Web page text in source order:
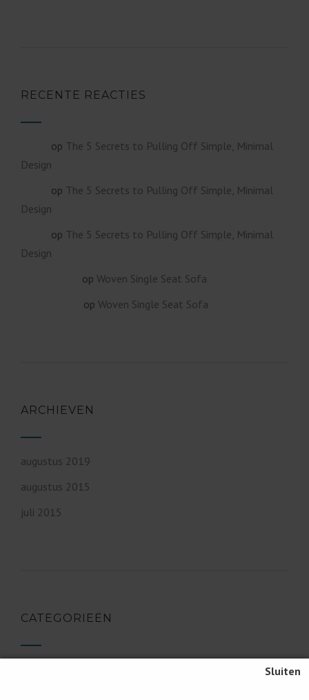
RECENTE REACTIES
op The 5 Secrets to Pulling Off Simple, Minimal
Design
op The 5 Secrets to Pulling Off Simple, Minimal
Design
op The 5 Secrets to Pulling Off Simple, Minimal
Design
op Woven Single Seat Sofa
op Woven Single Seat Sofa
ARCHIEVEN
augustus 2019
augustus 2015
juli 2015
CATEGORIEËN